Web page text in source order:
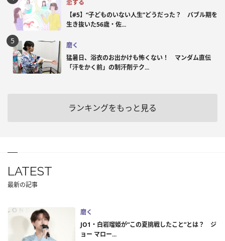
恋する
【#5】“子どものいない人生”どうだった？ バブル期を
生き抜いた56歳・佐...
磨く
猛暑日、浴衣のお出かけも怖くない！ マンダム直伝
「汗をかく前」の制汗剤テク...
ランキングをもっと見る
LATEST
最新の記事
磨く
JO1・白岩瑠姫が“この夏挑戦したこと”とは？ ジ
ョー マロー...